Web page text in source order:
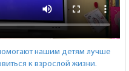
нашим детям лучше
к взрослой жизни.